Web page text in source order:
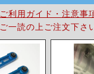
ご利用ガイド・注意事
ご一読の上ご注文下さ